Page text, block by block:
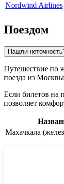
Nordwind Airlines
Поездом
Нашли
Путешествие по
поезда из
Если билетов на
позволяет
Махачкала